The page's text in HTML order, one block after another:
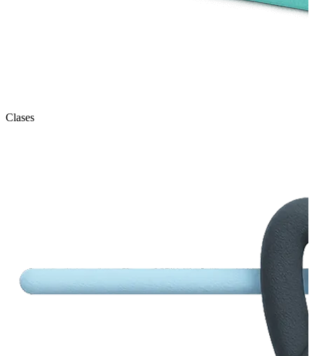
Clases